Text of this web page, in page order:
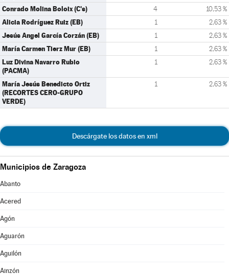
Conrado Molina Boloix (C's) 4 10,53 %
Alicia Rodríguez Ruiz (EB) 1 2,63 %
Jesús Angel García Corzán (EB) 1 2,63 %
María Carmen Tierz Mur (EB) 1 2,63 %
Luz Divina Navarro Rubio
(PACMA)
1 2,63 %
María Jesús Benedicto Ortiz
(RECORTES CERO-GRUPO
VERDE)
1 2,63 %
Descárgate los datos en xml
Municipios de Zaragoza
Abanto
Acered
Agón
Aguarón
Aguilón
Ainzón